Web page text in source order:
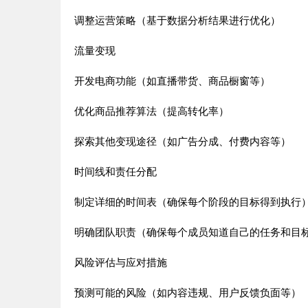
调整运营策略（基于数据分析结果进行优化）
流量变现
开发电商功能（如直播带货、商品橱窗等）
优化商品推荐算法（提高转化率）
探索其他变现途径（如广告分成、付费内容等）
时间线和责任分配
制定详细的时间表（确保每个阶段的目标得到执行
明确团队职责（确保每个成员知道自己的任务和目
风险评估与应对措施
预测可能的风险（如内容违规、用户反馈负面等）